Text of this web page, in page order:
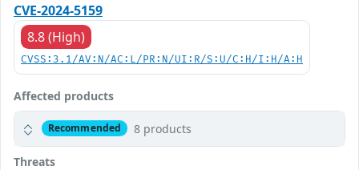
CVE-2024-5159
8.8 (High)
CVSS:3.1/AV:N/AC:L/PR:N/UI:R/S:U/C:H/I:H/A:H
Affected products
Recommended 8 products
Threats